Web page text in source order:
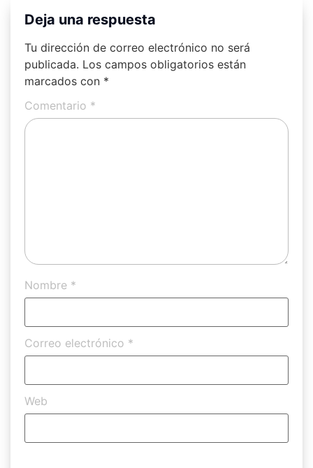
Deja una respuesta
Tu dirección de correo electrónico no será
publicada. Los campos obligatorios están
marcados con *
Comentario *
Nombre *
Correo electrónico *
Web